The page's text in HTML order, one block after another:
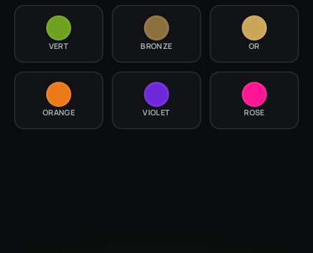
VERT BRONZE OR
ORANGE VIOLET ROSE